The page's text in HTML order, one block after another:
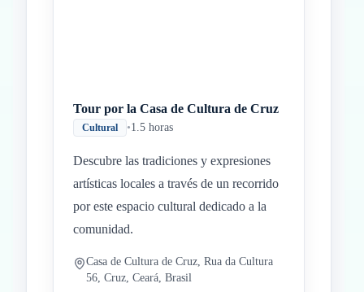
Tour por la Casa de Cultura de Cruz
Cultural •1.5 horas
Descubre las tradiciones y expresiones
artísticas locales a través de un recorrido
por este espacio cultural dedicado a la
comunidad.
Casa de Cultura de Cruz, Rua da Cultura
56, Cruz, Ceará, Brasil